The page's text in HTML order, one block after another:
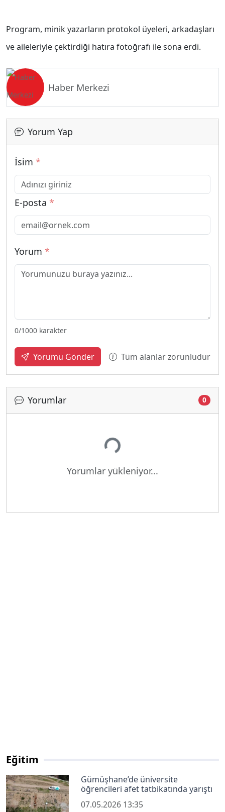
Program, minik yazarların protokol üyeleri, arkadaşları
ve aileleriyle çektirdiği hatıra fotoğrafı ile sona erdi.
Haber Merkezi
Yorum Yap
İsim *
E-posta *
Yorum *
0/1000 karakter
Yorumu Gönder Tüm alanlar zorunludur
Yorumlar 0
Yükleniyor...
Yorumlar yükleniyor...
Eğitim
Gümüşhane’de üniversite
öğrencileri afet tatbikatında yarıştı
07.05.2026 13:35